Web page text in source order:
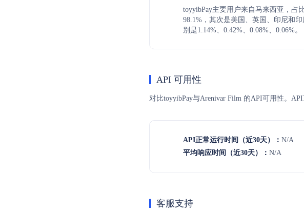
toyyibPay主要用户来自马来西亚，占
98.1%，其次是美国、英国、印尼和
别是1.14%、0.42%、0.08%、0.06%。
API 可用性
对比toyyibPay与Arenivar Film 的API可用性。
API正常运行时间（近30天）： N/A
平均响应时间（近30天）： N/A
客服支持